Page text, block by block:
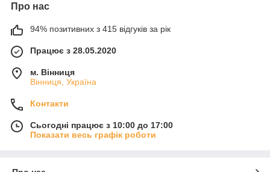
Про нас
94% позитивних з 415 відгуків за рік
Працює з 28.05.2020
м. Вінниця
Вінниця, Україна
Контакти
Сьогодні працює з 10:00 до 17:00
Показати весь графік роботи